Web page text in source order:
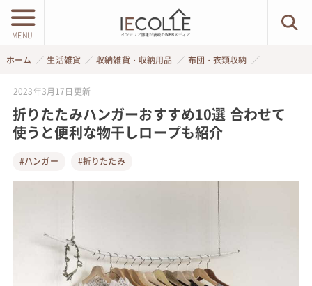
MENU
ホーム 生活雑貨 収納雑貨・収納用品 布団・衣類収納
2023年3月17日 更新
折りたたみハンガーおすすめ10選 合わせて
使うと便利な物干しロープも紹介
#ハンガー #折りたたみ